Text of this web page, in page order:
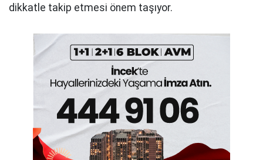
dikkatle takip etmesi önem taşıyor.